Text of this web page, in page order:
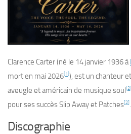
Clarence Carter(né le 14 janvier 1936à
mort en mai 2026[1]), est un chanteur
aveugle et américain de musique soul[2]
pour ses succèsSlip Awayet Patches[2].
Discographie